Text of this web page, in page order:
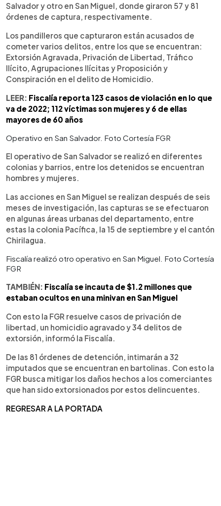
Salvador y otro en San Miguel, donde giraron 57 y 81
órdenes de captura, respectivamente.
Los pandilleros que capturaron están acusados de
cometer varios delitos, entre los que se encuentran:
Extorsión Agravada, Privación de Libertad, Tráfico
Ilícito, Agrupaciones Ilícitas y Proposición y
Conspiración en el delito de Homicidio.
LEER: Fiscalía reporta 123 casos de violación en lo que
va de 2022; 112 víctimas son mujeres y 6 de ellas
mayores de 60 años
Operativo en San Salvador. Foto Cortesía FGR
El operativo de San Salvador se realizó en diferentes
colonias y barrios, entre los detenidos se encuentran
hombres y mujeres.
Las acciones en San Miguel se realizan después de seis
meses de investigación, las capturas se se efectuaron
en algunas áreas urbanas del departamento, entre
estas la colonia Pacífica, la 15 de septiembre y el cantón
Chirilagua.
Fiscalía realizó otro operativo en San Miguel. Foto Cortesía
FGR
TAMBIÉN: Fiscalía se incauta de $1.2 millones que
estaban ocultos en una minivan en San Miguel
Con esto la FGR resuelve casos de privación de
libertad, un homicidio agravado y 34 delitos de
extorsión, informó la Fiscalía.
De las 81 órdenes de detención, intimarán a 32
imputados que se encuentran en bartolinas. Con esto la
FGR busca mitigar los daños hechos a los comerciantes
que han sido extorsionados por estos delincuentes.
REGRESAR A LA PORTADA